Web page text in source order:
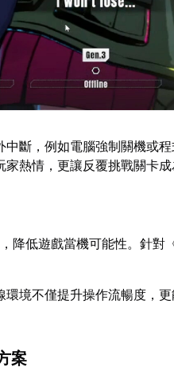
斷，例如電腦強制關機或
熱情，更讓反覆挑戰關卡成
降低遊戲當機可能性。針
境不僅提升操作流暢度，
案